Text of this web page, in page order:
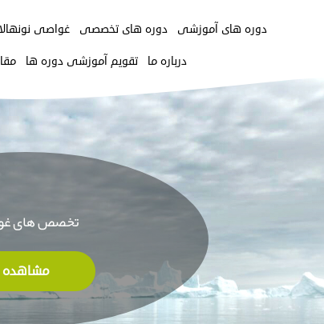
دوره های آموزشی دوره های تخصصی غواصی
درباره ما تقویم آموزشی دوره ها
تخصص های
مشاهده